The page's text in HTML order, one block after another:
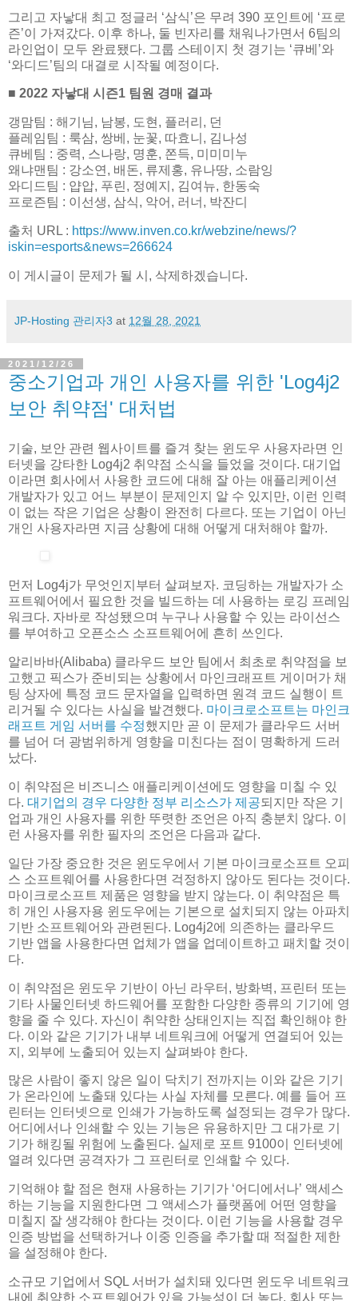
그리고 자낳대 최고 정글러 ‘삼식’은 무려 390 포인트에 ‘프로
즌’이 가져갔다. 이후 하나, 둘 빈자리를 채워나가면서 6팀의
라인업이 모두 완료됐다. 그룹 스테이지 첫 경기는 ‘큐베’와
‘와디드’팀의 대결로 시작될 예정이다.
■ 2022 자낳대 시즌1 팀원 경매 결과
갱맘팀 : 해기님, 남봉, 도현, 플러리, 던
플레임팀 : 룩삼, 쌍베, 눈꽃, 따효니, 김나성
큐베팀 : 중력, 스나랑, 명훈, 쫀득, 미미미누
왜냐맨팀 : 강소연, 배돈, 류제홍, 유나땅, 소람잉
와디드팀 : 얍압, 푸린, 정예지, 김여뉴, 한동숙
프로즌팀 : 이선생, 삼식, 악어, 러너, 박잔디
출처 URL : https://www.inven.co.kr/webzine/news/?
iskin=esports&news=266624
이 게시글이 문제가 될 시, 삭제하겠습니다.
JP-Hosting 관리자3 at 12월 28, 2021
2021/12/26
중소기업과 개인 사용자를 위한 'Log4j2
보안 취약점' 대처법
기술, 보안 관련 웹사이트를 즐겨 찾는 윈도우 사용자라면 인
터넷을 강타한 Log4j2 취약점 소식을 들었을 것이다. 대기업
이라면 회사에서 사용한 코드에 대해 잘 아는 애플리케이션
개발자가 있고 어느 부분이 문제인지 알 수 있지만, 이런 인력
이 없는 작은 기업은 상황이 완전히 다르다. 또는 기업이 아닌
개인 사용자라면 지금 상황에 대해 어떻게 대처해야 할까.
먼저 Log4j가 무엇인지부터 살펴보자. 코딩하는 개발자가 소
프트웨어에서 필요한 것을 빌드하는 데 사용하는 로깅 프레임
워크다. 자바로 작성됐으며 누구나 사용할 수 있는 라이선스
를 부여하고 오픈소스 소프트웨어에 흔히 쓰인다.
알리바바(Alibaba) 클라우드 보안 팀에서 최초로 취약점을 보
고했고 픽스가 준비되는 상황에서 마인크래프트 게이머가 채
팅 상자에 특정 코드 문자열을 입력하면 원격 코드 실행이 트
리거될 수 있다는 사실을 발견했다. 마이크로소프트는 마인크
래프트 게임 서버를 수정했지만 곧 이 문제가 클라우드 서버
를 넘어 더 광범위하게 영향을 미친다는 점이 명확하게 드러
났다.
이 취약점은 비즈니스 애플리케이션에도 영향을 미칠 수 있
다. 대기업의 경우 다양한 정부 리소스가 제공되지만 작은 기
업과 개인 사용자를 위한 뚜렷한 조언은 아직 충분치 않다. 이
런 사용자를 위한 필자의 조언은 다음과 같다.
일단 가장 중요한 것은 윈도우에서 기본 마이크로소프트 오피
스 소프트웨어를 사용한다면 걱정하지 않아도 된다는 것이다.
마이크로소프트 제품은 영향을 받지 않는다. 이 취약점은 특
히 개인 사용자용 윈도우에는 기본으로 설치되지 않는 아파치
기반 소프트웨어와 관련된다. Log4j2에 의존하는 클라우드
기반 앱을 사용한다면 업체가 앱을 업데이트하고 패치할 것이
다.
이 취약점은 윈도우 기반이 아닌 라우터, 방화벽, 프린터 또는
기타 사물인터넷 하드웨어를 포함한 다양한 종류의 기기에 영
향을 줄 수 있다. 자신이 취약한 상태인지는 직접 확인해야 한
다. 이와 같은 기기가 내부 네트워크에 어떻게 연결되어 있는
지, 외부에 노출되어 있는지 살펴봐야 한다.
많은 사람이 좋지 않은 일이 닥치기 전까지는 이와 같은 기기
가 온라인에 노출돼 있다는 사실 자체를 모른다. 예를 들어 프
린터는 인터넷으로 인쇄가 가능하도록 설정되는 경우가 많다.
어디에서나 인쇄할 수 있는 기능은 유용하지만 그 대가로 기
기가 해킹될 위험에 노출된다. 실제로 포트 9100이 인터넷에
열려 있다면 공격자가 그 프린터로 인쇄할 수 있다.
기억해야 할 점은 현재 사용하는 기기가 ‘어디에서나’ 액세스
하는 기능을 지원한다면 그 액세스가 플랫폼에 어떤 영향을
미칠지 잘 생각해야 한다는 것이다. 이런 기능을 사용할 경우
인증 방법을 선택하거나 이중 인증을 추가할 때 적절한 제한
을 설정해야 한다.
소규모 기업에서 SQL 서버가 설치돼 있다면 윈도우 네트워크
내에 취약한 소프트웨어가 있을 가능성이 더 높다. 회사 또는